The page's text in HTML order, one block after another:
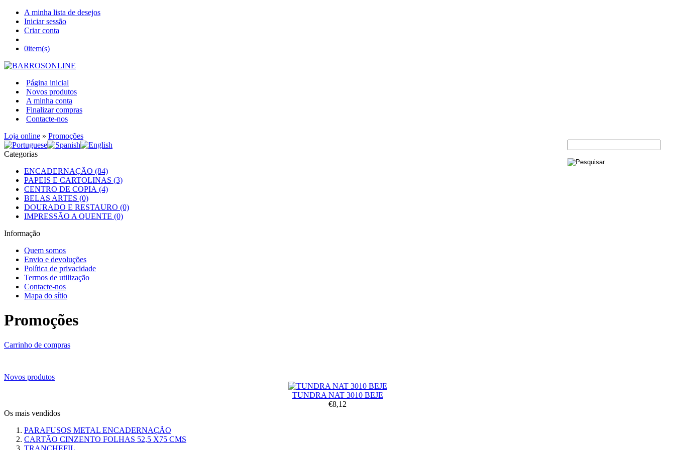
A minha lista de desejos
Iniciar sessão
Criar conta
0item(s)
Página inicial
Novos produtos
A minha conta
Finalizar compras
Contacte-nos
Loja online » Promoções
Categorias
ENCADERNAÇÃO (84)
PAPEIS E CARTOLINAS (3)
CENTRO DE COPIA (4)
BELAS ARTES (0)
DOURADO E RESTAURO (0)
IMPRESSÃO A QUENTE (0)
Informação
Quem somos
Envio e devoluções
Política de privacidade
Termos de utilização
Contacte-nos
Mapa do sítio
Promoções
Carrinho de compras
Novos produtos
TUNDRA NAT 3010 BEJE
€8,12
Os mais vendidos
PARAFUSOS METAL ENCADERNAÇÃO
CARTÃO CINZENTO FOLHAS 52,5 X75 CMS
TRANCHEFIL